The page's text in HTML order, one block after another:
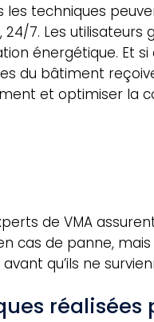
les techniques
24/7. Les
énergétique. Et si
du bâtiment
et optimiser la
de VMA
cas de panne,
qu’ils ne
réalisées